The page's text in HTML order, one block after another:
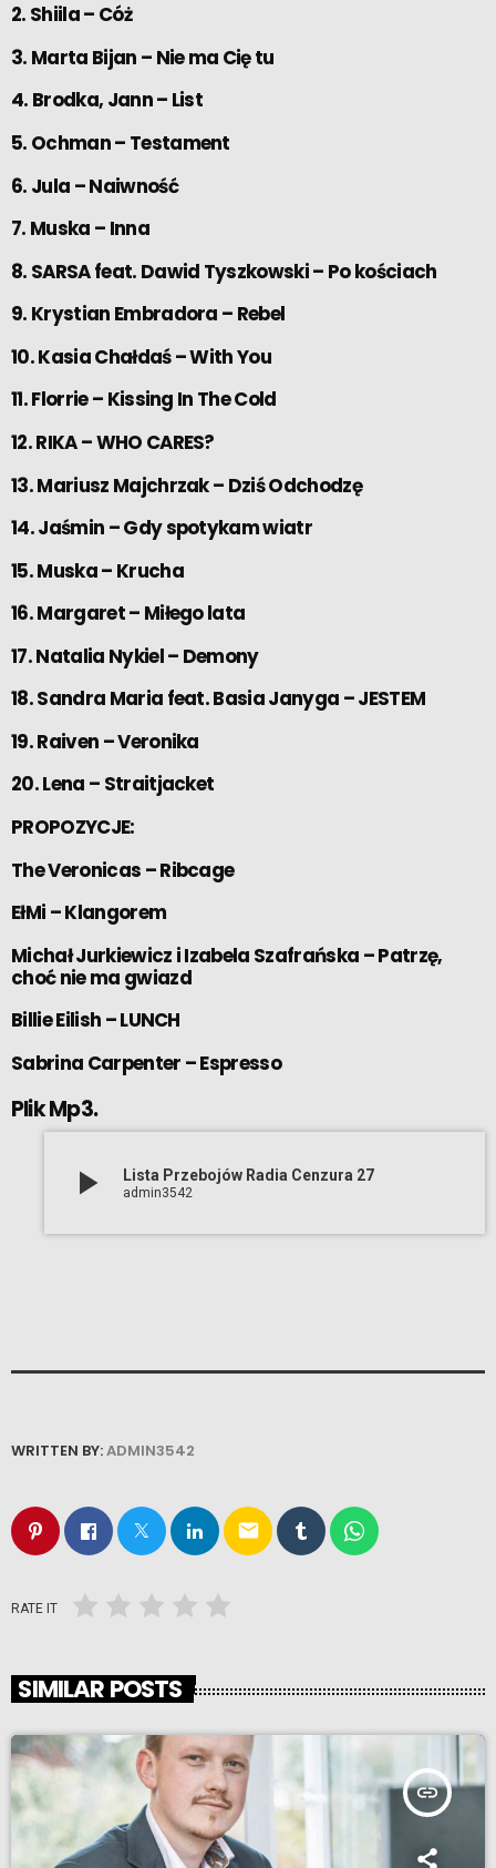
2. Shiila – Cóż
3. Marta Bijan – Nie ma Cię tu
4. Brodka, Jann – List
5. Ochman – Testament
6. Jula – Naiwność
7. Muska – Inna
8. SARSA feat. Dawid Tyszkowski – Po kościach
9. Krystian Embradora – Rebel
10. Kasia Chałdaś – With You
11. Florrie – Kissing In The Cold
12. RIKA – WHO CARES?
13. Mariusz Majchrzak – Dziś Odchodzę
14. Jaśmin – Gdy spotykam wiatr
15. Muska – Krucha
16. Margaret – Miłego lata
17. Natalia Nykiel – Demony
18. Sandra Maria feat. Basia Janyga – JESTEM
19. Raiven – Veronika
20. Lena – Straitjacket
PROPOZYCJE:
The Veronicas – Ribcage
EłMi – Klangorem
Michał Jurkiewicz i Izabela Szafrańska – Patrzę,
choć nie ma gwiazd
Billie Eilish – LUNCH
Sabrina Carpenter – Espresso
Plik Mp3.
play_arrow Lista Przebojów Radia Cenzura 27
admin3542
WRITTEN BY:ADMIN3542
email
RATE IT
SIMILAR POSTS
insert_link